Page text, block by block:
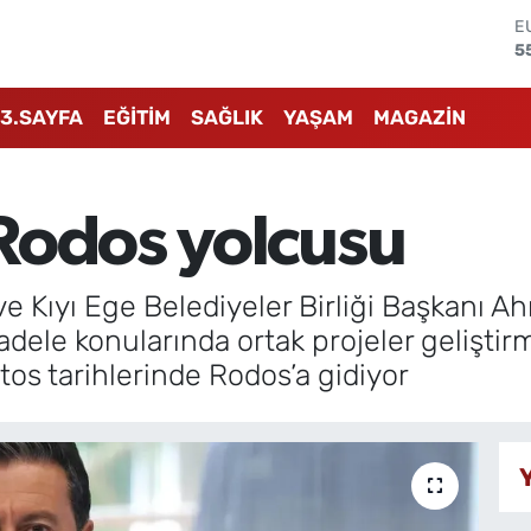
3.SAYFA EĞİTİM SAĞLIK YAŞAM MAGAZİN
yolcusu
Kıyı Ege Belediyeler Birliği Başkanı
konularında ortak projeler
tarihlerinde Rodos’a gidiyor